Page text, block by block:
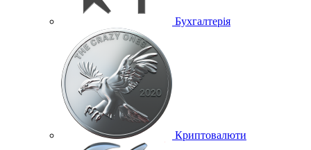
Бухгалтерія
Криптовалюти